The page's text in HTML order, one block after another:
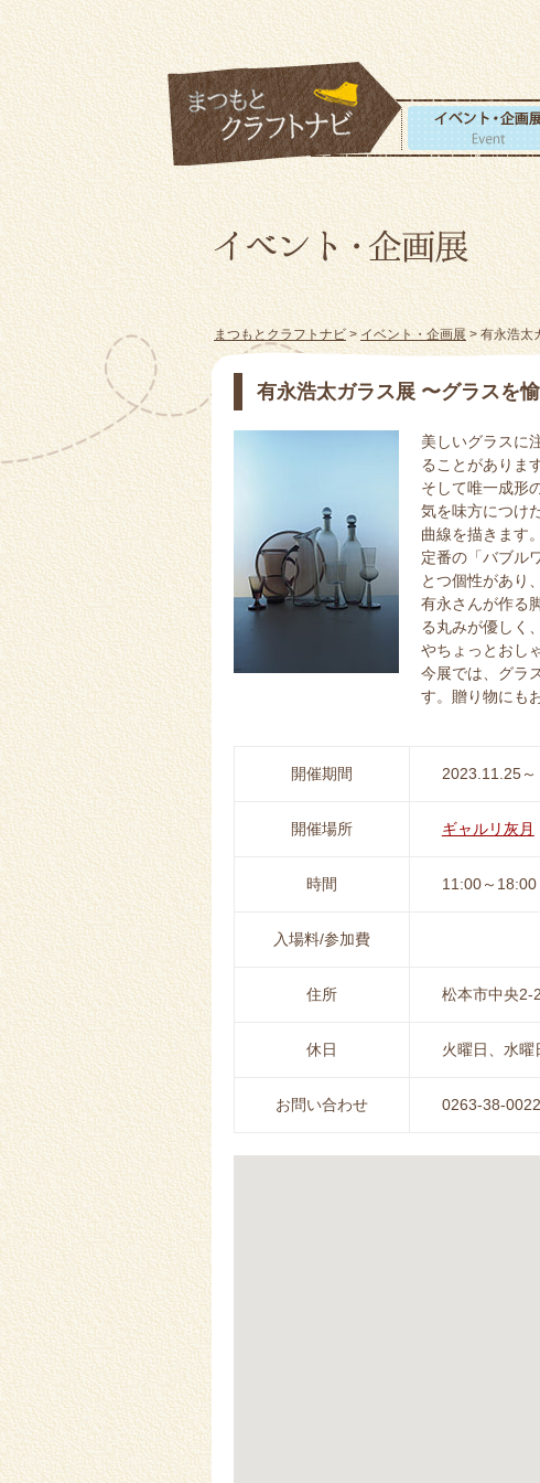
まつもとクラフトナビ > イベント・企画展> 有永浩太
有永浩太ガラス展 〜グラスを
美しいグラスに
ることがあります
そして唯一成形
気を味方につけ
曲線を描きます。
定番の「バブル
とつ個性があり
有永さんが作る
る丸みが優しく
やちょっとおし
今展では、グラ
す。贈り物にも
開催期間 2023.11.25
開催場所 ギャルリ灰月
時間 11:00～18:00
入場料/参加費
住所 松本市中央
休日 火曜日、水曜
お問い合わせ 0263-38-0022